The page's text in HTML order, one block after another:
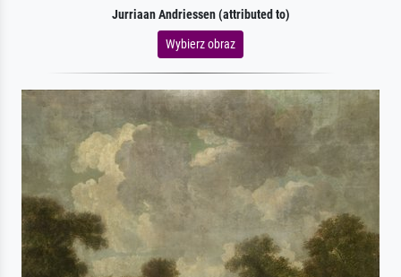
Jurriaan Andriessen (attributed to)
Wybierz obraz